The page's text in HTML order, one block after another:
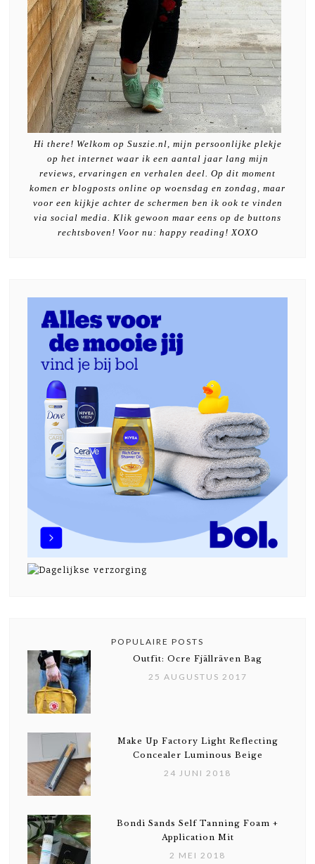
Hi there! Welkom op Suszie.nl, mijn persoonlijke plekje
op het internet waar ik een aantal jaar lang mijn
reviews, ervaringen en verhalen deel. Op dit moment
komen er blogposts online op woensdag en zondag, maar
voor een kijkje achter de schermen ben ik ook te vinden
via social media. Klik gewoon maar eens op de buttons
rechtsboven! Voor nu: happy reading! XOXO
POPULAIRE POSTS
Outfit: Ocre Fjällräven Bag
25 AUGUSTUS 2017
Make Up Factory Light Reflecting
Concealer Luminous Beige
24 JUNI 2018
Bondi Sands Self Tanning Foam +
Application Mit
2 MEI 2018